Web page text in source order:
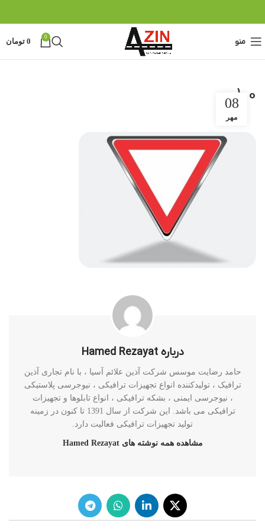
منو 0
0 تومان
100
08
مهر
درباره Hamed Rezayat
حامد رضایت موسس شرکت آذین علائم آسیا ، با نام تجاری آذین
ترافیک ، تولیدکننده انواع تجهیزات ترافیکی ، نیوجرسی پلاستیکی
، نیوجرسی ایمنی ، بشکه ترافیکی ، انواع تابلوها و تجهیزات
ترافیکی می باشد. این شرکت از سال 1391 تا کنون در زمینه
تولید تجهیزات ترافیکی فعالیت دارد.
مشاهده همه نوشته های Hamed Rezayat